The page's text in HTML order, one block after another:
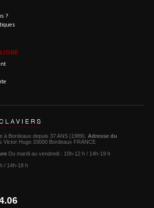
?
à Bordeaux depuis 37 ANS (1989). Adresse du
Victor Hugo 33000 Bordeaux FRANCE
Du mardi au vendredi : 10h-12 h / 14h-19 h
/ 14h-18 h